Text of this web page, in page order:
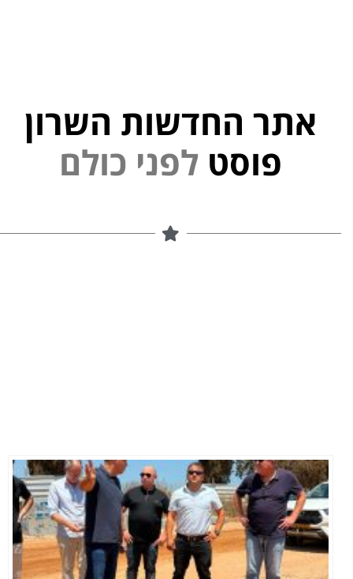
אתר החדשות השרון
פוסט